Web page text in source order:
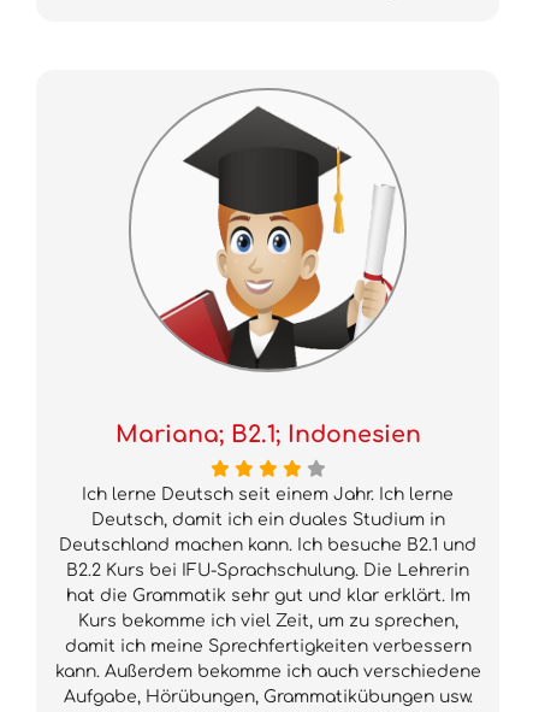
Mariana; B2.1; Indonesien
Ich lerne Deutsch seit einem Jahr. Ich lerne
Deutsch, damit ich ein duales Studium in
Deutschland machen kann. Ich besuche B2.1 und
B2.2 Kurs bei IFU-Sprachschulung. Die Lehrerin
hat die Grammatik sehr gut und klar erklärt. Im
Kurs bekomme ich viel Zeit, um zu sprechen,
damit ich meine Sprechfertigkeiten verbessern
kann. Außerdem bekomme ich auch verschiedene
Aufgabe, Hörübungen, Grammatikübungen usw.